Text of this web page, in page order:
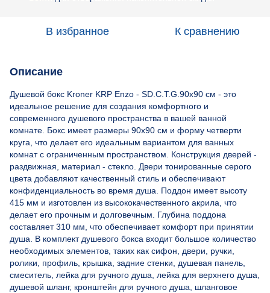
В избранное К сравнению
Описание
Душевой бокс Kroner KRP Enzo - SD.C.T.G.90x90 см - это
идеальное решение для создания комфортного и
современного душевого пространства в вашей ванной
комнате. Бокс имеет размеры 90x90 см и форму четверти
круга, что делает его идеальным вариантом для ванных
комнат с ограниченным пространством. Конструкция дверей -
раздвижная, материал - стекло. Двери тонированные серого
цвета добавляют качественный стиль и обеспечивают
конфиденциальность во время душа. Поддон имеет высоту
415 мм и изготовлен из высококачественного акрила, что
делает его прочным и долговечным. Глубина поддона
составляет 310 мм, что обеспечивает комфорт при принятии
душа. В комплект душевого бокса входит большое количество
необходимых элементов, таких как сифон, двери, ручки,
ролики, профиль, крышка, задние стенки, душевая панель,
смеситель, лейка для ручного душа, лейка для верхнего душа,
душевой шланг, кронштейн для ручного душа, шланговое